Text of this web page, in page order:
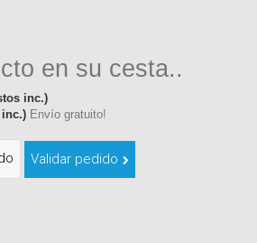
en su cesta..
inc.)
Envío gratuito!
Validar pedido